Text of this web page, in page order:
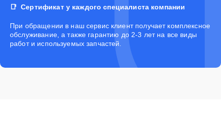
Сертификат у каждого специалиста компании
При обращении в наш сервис клиент получает комплексное
обслуживание, а также гарантию до 2-3 лет на все виды
работ и используемых запчастей.